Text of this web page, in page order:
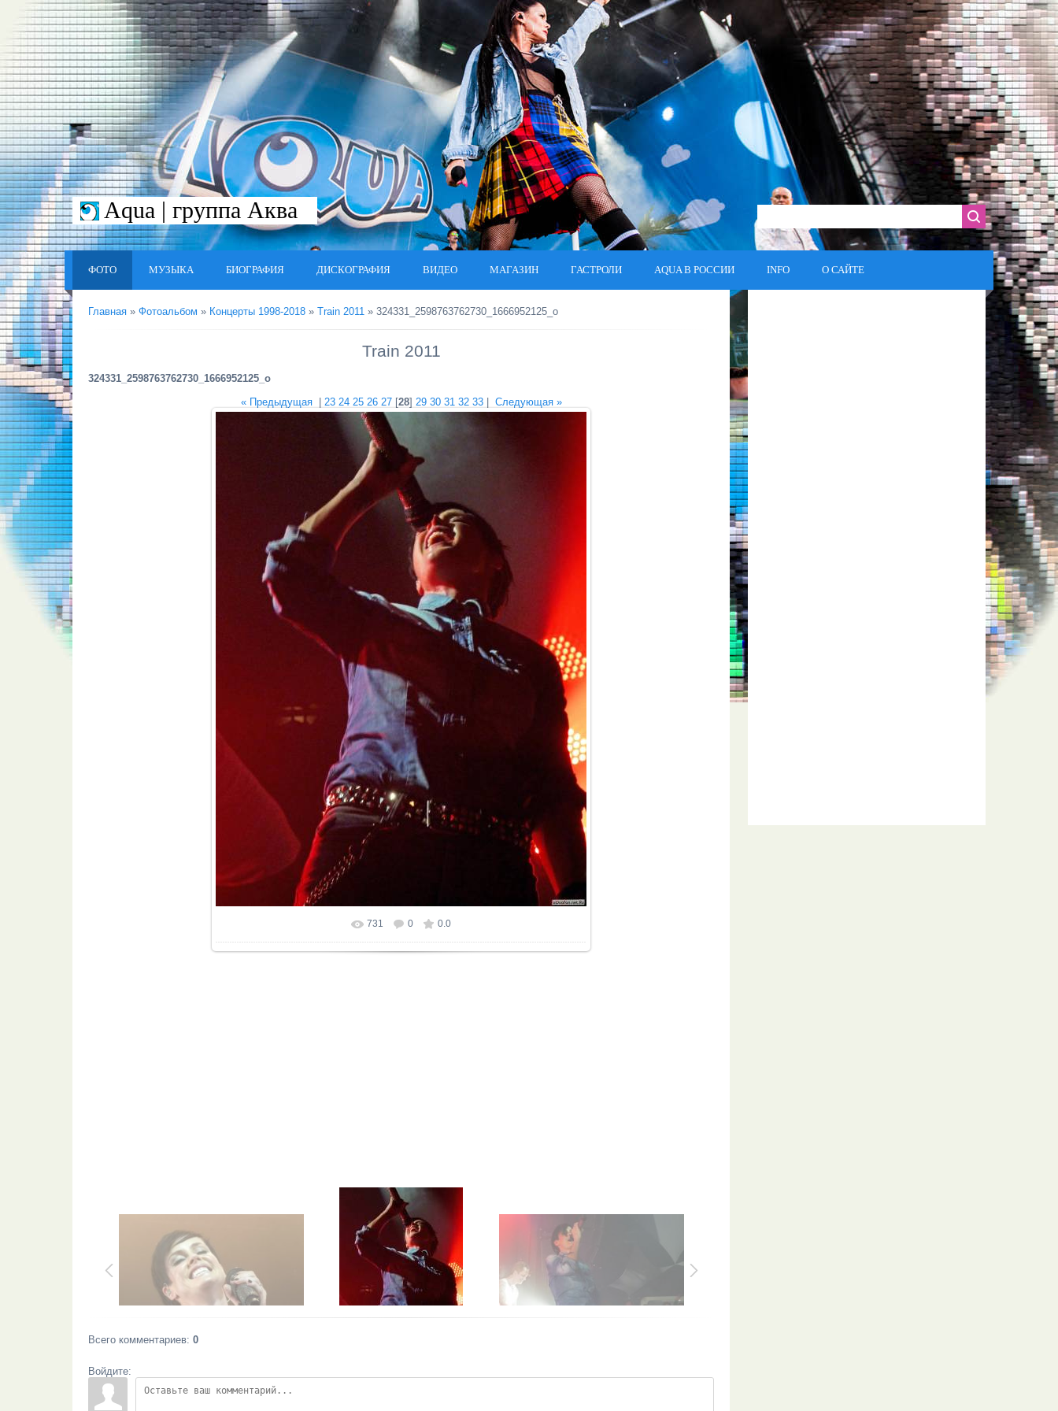
Aqua | группа Аква
ФОТО МУЗЫКА БИОГРАФИЯ ДИСКОГРАФИЯ ВИДЕО МАГАЗИН ГАСТРОЛИ AQUA В РОССИИ INFO О САЙТЕ
Главная » Фотоальбом » Концерты 1998-2018 » Train 2011 » 324331_2598763762730_1666952125_o
Train 2011
324331_2598763762730_1666952125_o
« Предыдущая| 23 24 25 26 27[28] 29 30 31 32 33| Следующая »
Размер фотографии: 1536x2048
731 0 0.0
Всего комментариев: 0
Войдите: